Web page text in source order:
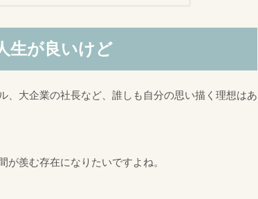
生が良いけど
、大企業の社長など、誰しも自分の思い描く理想はあ
が羨む存在になりたいですよね。